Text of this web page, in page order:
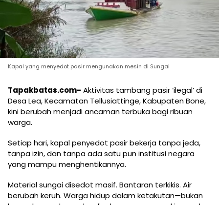
Kapal yang menyedot pasir mengunakan mesin di Sungai
Tapakbatas.com- Aktivitas tambang pasir ‘ilegal’ di
Desa Lea, Kecamatan Tellusiattinge, Kabupaten Bone,
kini berubah menjadi ancaman terbuka bagi ribuan
warga.
Setiap hari, kapal penyedot pasir bekerja tanpa jeda,
tanpa izin, dan tanpa ada satu pun institusi negara
yang mampu menghentikannya.
Material sungai disedot masif. Bantaran terkikis. Air
berubah keruh. Warga hidup dalam ketakutan—bukan